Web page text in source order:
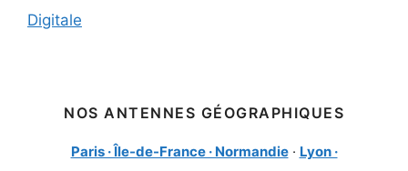
Digitale
NOS ANTENNES GÉOGRAPHIQUES
Paris · Île-de-France · Normandie· Lyon ·